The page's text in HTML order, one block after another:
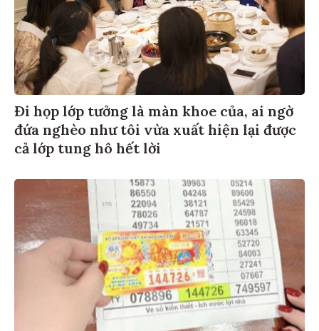
Đi họp lớp tưởng là màn khoe của, ai ngờ
đứa nghèo như tôi vừa xuất hiện lại được
cả lớp tung hô hết lời